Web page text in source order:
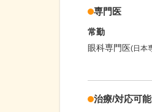
専門医
常勤
眼科専門医(日本
治療/対応可